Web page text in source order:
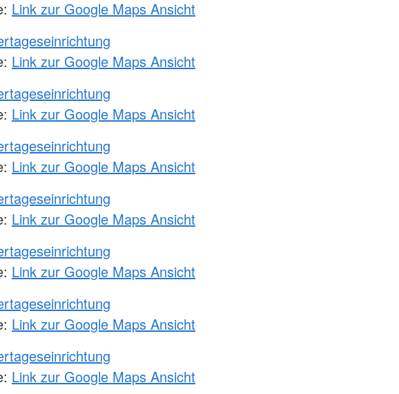
Link zur Google Maps Ansicht
Link zur Google Maps Ansicht
Link zur Google Maps Ansicht
Link zur Google Maps Ansicht
Link zur Google Maps Ansicht
Link zur Google Maps Ansicht
Link zur Google Maps Ansicht
Link zur Google Maps Ansicht